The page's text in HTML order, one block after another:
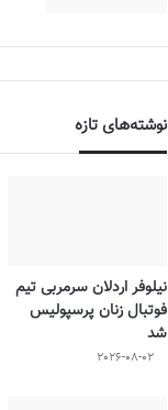
نوشته‌های تازه
نیلوفر اردلان سرمربی تیم
فوتبال زنان پرسپولیس
شد
2026-08-02